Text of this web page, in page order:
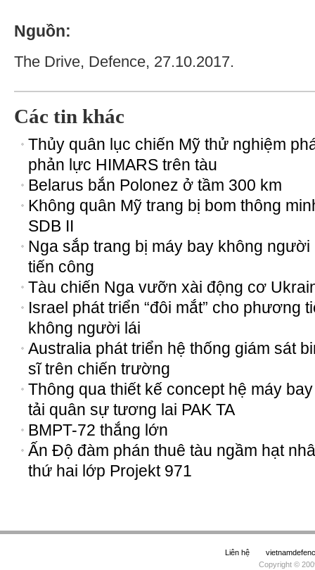
Nguồn:
The Drive, Defence, 27.10.2017.
Các tin khác
Thủy quân lục chiến Mỹ thử nghiệm
phản lực HIMARS trên tàu
Belarus bắn Polonez ở tầm 300 km
Không quân Mỹ trang bị bom thông
SDB II
Nga sắp trang bị máy bay không người
tiến công
Tàu chiến Nga vưỡn xài động cơ
Israel phát triển “đôi mắt” cho phương
không người lái
Australia phát triển hệ thống giám sát
sĩ trên chiến trường
Thông qua thiết kế concept hệ máy
tải quân sự tương lai PAK TA
BMPT-72 thắng lớn
Ấn Độ đàm phán thuê tàu ngầm hạt
thứ hai lớp Projekt 971
Liên hệ
Copyright ©